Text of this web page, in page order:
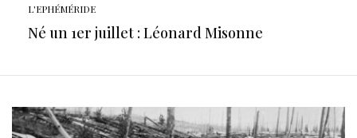
L'EPHÉMÉRIDE
Né un 1er juillet : Léonard Misonne